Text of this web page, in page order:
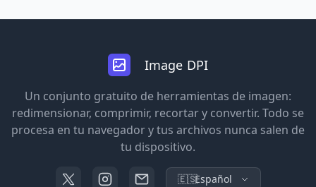
Image DPI
Un conjunto gratuito de herramientas de imagen:
redimensionar, comprimir, recortar y convertir. Todo se
procesa en tu navegador y tus archivos nunca salen de
tu dispositivo.
🇪🇸Español